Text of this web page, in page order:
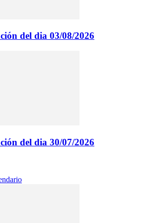
del dia 03/08/2026
del dia 30/07/2026